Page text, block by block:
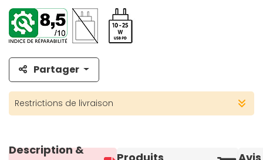
Partager
Restrictions de livraison
Description &